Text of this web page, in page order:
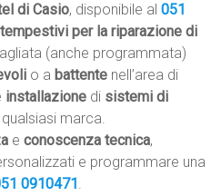
di Casio, disponibile al051
per la riparazione di
(anche programmata)
o a battente nell’area di
installazione di sistemi di
qualsiasi marca.
econoscenza tecnica,
e programmare una
0910471 .